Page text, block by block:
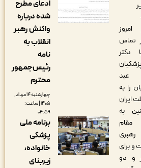
ادعای مطرح
شده درباره
واکنش رهبر
انقلاب به
رئیس‌جمهور
چهارشنبه ۱۴ مرداد,
۱۴۰۵ | ساعت:
برنامه ملی
پزشکی
خانواده،